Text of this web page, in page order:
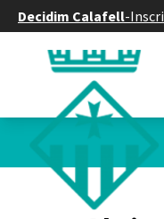
Decidim Calafell-